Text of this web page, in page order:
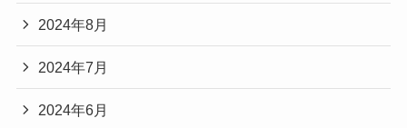
2024年8月
2024年7月
2024年6月